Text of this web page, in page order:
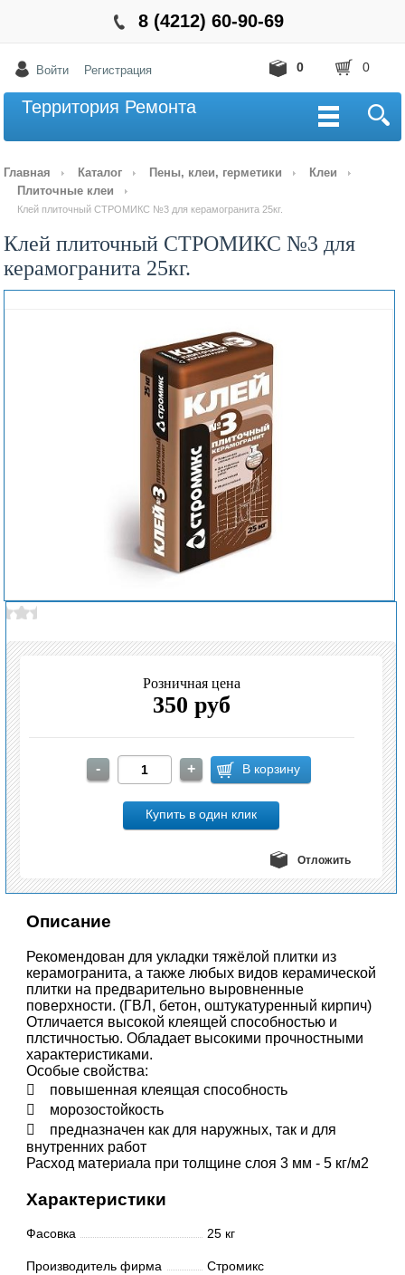
8 (4212) 60-90-69
Войти Регистрация 0
0
Территория Ремонта
Главная Каталог Пены, клеи, герметики
Клеи
Плиточные клеи
Клей плиточный СТРОМИКС №3 для керамогранита 25кг.
Клей плиточный СТРОМИКС №3 для
керамогранита 25кг.
Розничная цена
350 руб
Отложить
Описание
Рекомендован для укладки тяжёлой плитки из
керамогранита, а также любых видов керамической
плитки на предварительно выровненные
поверхности. (ГВЛ, бетон, оштукатуренный кирпич)
Отличается высокой клеящей способностью и
плстичностью. Обладает высокими прочностными
характеристиками.
Особые свойства:
 повышенная клеящая способность
 морозостойкость
 предназначен как для наружных, так и для
внутренних работ
Расход материала при толщине слоя 3 мм - 5 кг/м2
Характеристики
Фасовка 25 кг
Производитель фирма Стромикс